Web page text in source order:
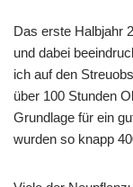
Das erste Halbjahr
und dabei
ich auf den
über 100 Stunden
Grundlage für ein
wurden so knapp